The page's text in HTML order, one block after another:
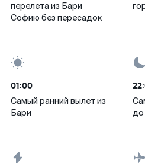
перелета из Бари
Софию без пересадок
01:00
Самый ранний вылет из
Бари
до